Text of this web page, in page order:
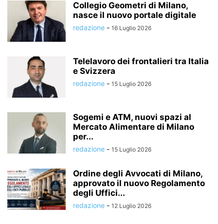
Collegio Geometri di Milano,
nasce il nuovo portale digitale
redazione - 16 Luglio 2026
Telelavoro dei frontalieri tra Italia
e Svizzera
redazione - 15 Luglio 2026
Sogemi e ATM, nuovi spazi al
Mercato Alimentare di Milano
per...
redazione - 15 Luglio 2026
Ordine degli Avvocati di Milano,
approvato il nuovo Regolamento
degli Uffici...
redazione - 12 Luglio 2026